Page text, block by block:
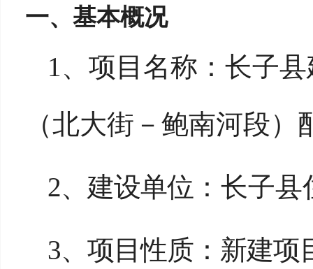
一、基本概况
1、项目名称：长子
（北大街 －鲍南河段）
2、 建设单位 ：长子
3、 项目性质： 新建项